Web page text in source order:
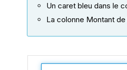
Un caret bleu dans le
La colonne Montant